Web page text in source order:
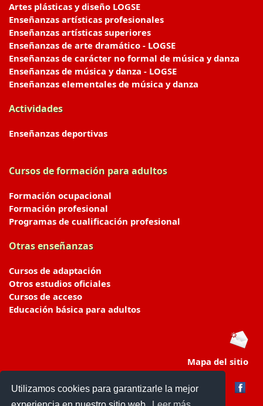
Utilizamos cookies para garantizarle la mejor
Artes plásticas y diseño LOGSE
Enseñanzas artísticas profesionales
Enseñanzas artísticas superiores
Enseñanzas de arte dramático - LOGSE
Enseñanzas de carácter no formal de música y danza
Enseñanzas de música y danza - LOGSE
Enseñanzas elementales de música y danza
Actividades
Enseñanzas deportivas
Cursos de formación para adultos
Formación ocupacional
Formación profesional
Programas de cualificación profesional
Otras enseñanzas
Cursos de adaptación
Otros estudios oficiales
Cursos de acceso
Educación básica para adultos
Mapa del sitio